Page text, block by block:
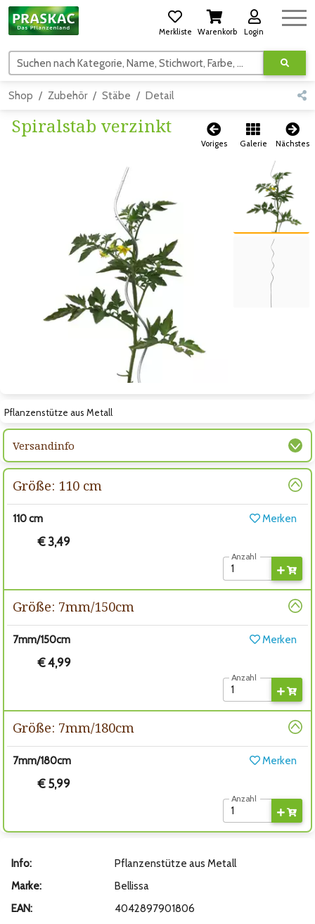
Merkliste Warenkorb Login
Suchen nach Kategorie, Name, Stichwort, Farbe, usw.
Shop Zubehör Stäbe Detail
Spiralstab verzinkt
Voriges Galerie Nächstes
Zum nächsten Bild
Zum vorigen Bild
Zum nächsten Bild
Pflanzenstütze aus Metall
Versandinfo
Größe: 110 cm
110 cm Merken
€ 3,49
Anzahl
Größe: 7mm/150cm
7mm/150cm Merken
€ 4,99
Anzahl
Größe: 7mm/180cm
7mm/180cm Merken
€ 5,99
Anzahl
Info:
Pflanzenstütze aus Metall
Marke:
Bellissa
EAN:
4042897901806